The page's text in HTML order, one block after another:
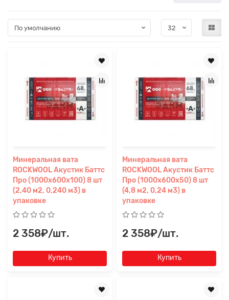
Минеральная вата
ROCKWOOL Акустик Баттс
Про (1000x600x100) 8 шт
(2,40 м2, 0,240 м3) в
упаковке
2 358₽/шт.
Купить
Минеральная вата
ROCKWOOL Акустик Баттс
Про (1000x600x50) 8 шт
(4,8 м2, 0,24 м3) в
упаковке
2 358₽/шт.
Купить